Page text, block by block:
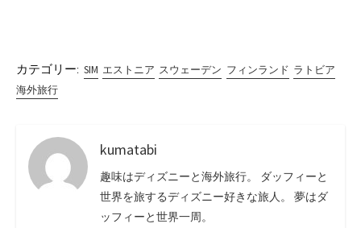
カテゴリー: SIM エストニア スウェーデン フィンランド ラトビア
海外旅行
kumatabi
趣味はディズニーと海外旅行。 ダッフィーと
世界を旅するディズニー好きな旅人。 夢はダ
ッフィーと世界一周。